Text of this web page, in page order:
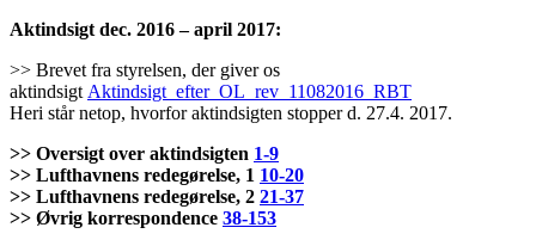
Aktindsigt dec. 2016 – april 2017:
>> Brevet fra styrelsen, der giver os
aktindsigt Aktindsigt_efter_OL_rev_11082016_RBT
Heri står netop, hvorfor aktindsigten stopper d. 27.4. 2017.
>> Oversigt over aktindsigten 1-9
>> Lufthavnens redegørelse, 1 10-20
>> Lufthavnens redegørelse, 2 21-37
>> Øvrig korrespondence 38-153